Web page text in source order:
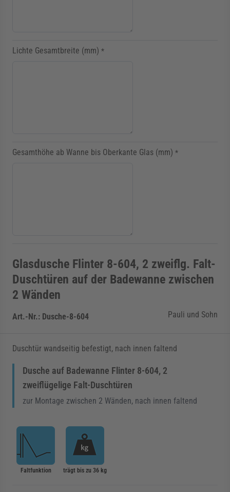
Lichte Gesamtbreite (mm) *
Gesamthöhe ab Wanne bis Oberkante Glas (mm) *
Glasdusche Flinter 8-604, 2 zweiflg. Falt-
Duschtüren auf der Badewanne zwischen
2 Wänden
Art.-Nr.: Dusche-8-604 Pauli und Sohn
Duschtür wandseitig befestigt, nach innen faltend
Dusche auf Badewanne Flinter 8-604, 2
zweiflügelige Falt-Duschtüren
zur Montage zwischen 2 Wänden, nach innen faltend
Faltfunktion trägt bis zu 36 kg